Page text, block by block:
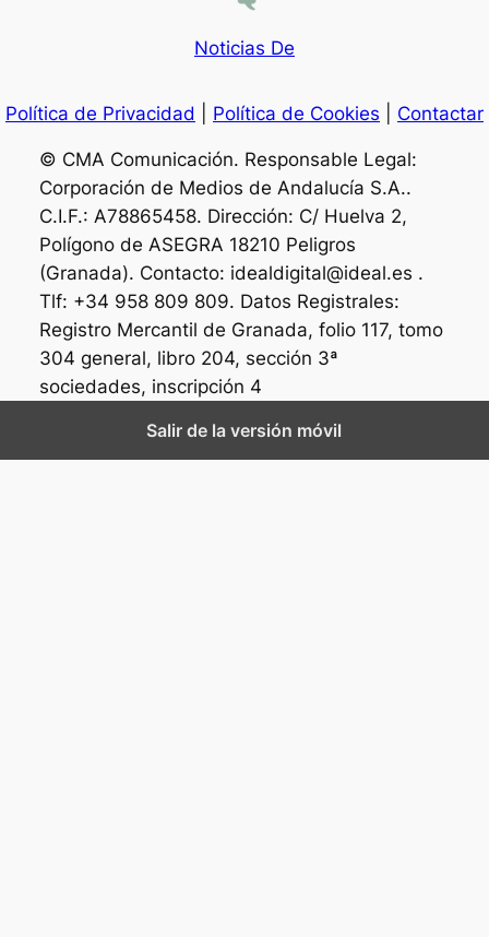
Noticias De
Política de Privacidad Política de Cookies Contactar
© CMA Comunicación. Responsable Legal:
Corporación de Medios de Andalucía S.A..
C.I.F.: A78865458. Dirección: C/ Huelva 2,
Polígono de ASEGRA 18210 Peligros
(Granada). Contacto: idealdigital@ideal.es .
Tlf: +34 958 809 809. Datos Registrales:
Registro Mercantil de Granada, folio 117, tomo
304 general, libro 204, sección 3ª
sociedades, inscripción 4
Salir de la versión móvil